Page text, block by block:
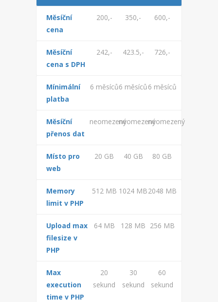
PHPFBADMIN
FORUM
ADMINISTRACE
KONTAKTY
ODSTÁVKY A VÝPADKY
PROVIZE A SLEVY
PROBÍHAJÍCÍ AKCE
Měsíční
cena
200,- 350,- 600,-
Měsíční
cena s DPH
242,- 423.5,- 726,-
Mínimální
platba
6 měsíců6 měsíců6 měsíců
Měsíční
přenos dat
neomezenýneomezenýneomezený
Místo pro
web
20 GB 40 GB 80 GB
Memory
limit v PHP
512 MB 1024 MB2048 MB
Upload max
filesize v
PHP
64 MB 128 MB 256 MB
Max
execution
time v PHP
20
sekund
30
sekund
60
sekund